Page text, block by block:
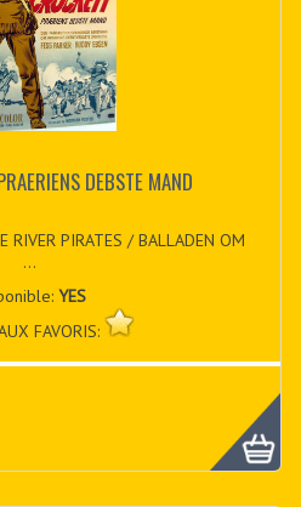
DEBSTE MAND
RIVER PIRATES / BALLADEN OM
...
YES
FAVORIS: